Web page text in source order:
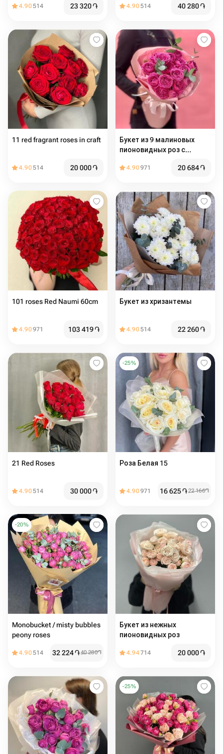
4.90514 23 320֏ 4.90514 40 280֏
11 red fragrant roses in craft
4.90514 20 000֏
Букет из 9 малиновых
пионовидных роз с
4.90971 20 684֏
101 roses Red Naumi 60cm
4.90971 103 419֏
Букет из хризантемы
4.90514 22 260֏
21 Red Roses
4.90514 30 000֏
-25%
Роза Белая 15
4.90971 16 625֏22 166֏
-20%
Monobucket / misty bubbles
peony roses
4.90514 32 224֏40 280֏
Букет из нежных
пионовидных роз
4.94714 20 000֏
-25%